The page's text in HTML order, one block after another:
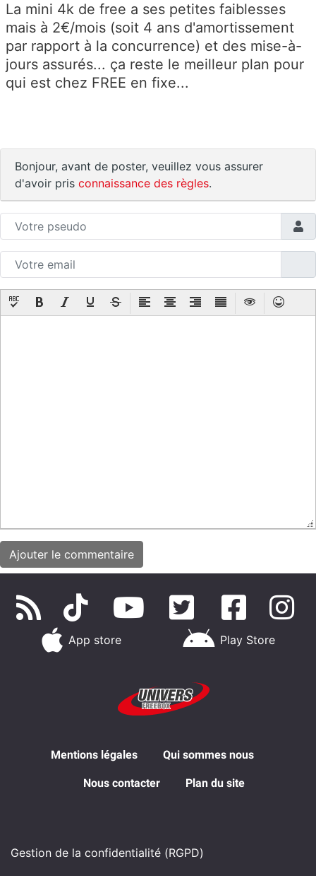
La mini 4k de free a ses petites faiblesses
mais à 2€/mois (soit 4 ans d'amortissement
par rapport à la concurrence) et des mise-à-
jours assurés... ça reste le meilleur plan pour
qui est chez FREE en fixe...
Bonjour, avant de poster, veuillez vous assurer
d'avoir pris connaissance des règles.
App store Play Store
Mentions légales Qui sommes nous
Nous contacter Plan du site
Gestion de la confidentialité (RGPD)